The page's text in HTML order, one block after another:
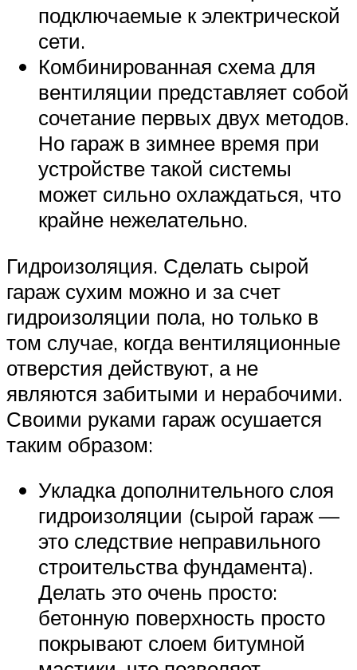
подключаемые к электрической
сети.
Комбинированная схема для
вентиляции представляет собой
сочетание первых двух методов.
Но гараж в зимнее время при
устройстве такой системы
может сильно охлаждаться, что
крайне нежелательно.
Гидроизоляция. Сделать сырой
гараж сухим можно и за счет
гидроизоляции пола, но только в
том случае, когда вентиляционные
отверстия действуют, а не
являются забитыми и нерабочими.
Своими руками гараж осушается
таким образом:
Укладка дополнительного слоя
гидроизоляции (сырой гараж —
это следствие неправильного
строительства фундамента).
Делать это очень просто:
бетонную поверхность просто
покрывают слоем битумной